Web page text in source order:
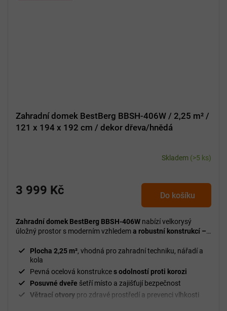
Zahradní domek BestBerg BBSH-406W / 2,25 m² /
121 x 194 x 192 cm / dekor dřeva/hnědá
Skladem (>5 ks)
3 999 Kč Do košíku
Zahradní domek BestBerg BBSH-406W nabízí velkorysý
úložný prostor s moderním vzhledema robustní konstrukcí –
Plocha 2,25 m², vhodná pro zahradní techniku, nářadí a
kola
Pevná ocelová konstrukces odolností proti korozi
Posuvné dveře šetří místo a zajišťují bezpečnost
Větrací otvory pro zdravé prostředí a prevenci vlhkosti